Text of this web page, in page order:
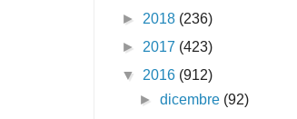
► 2018 (236)
► 2017 (423)
▼ 2016 (912)
►dicembre (92)